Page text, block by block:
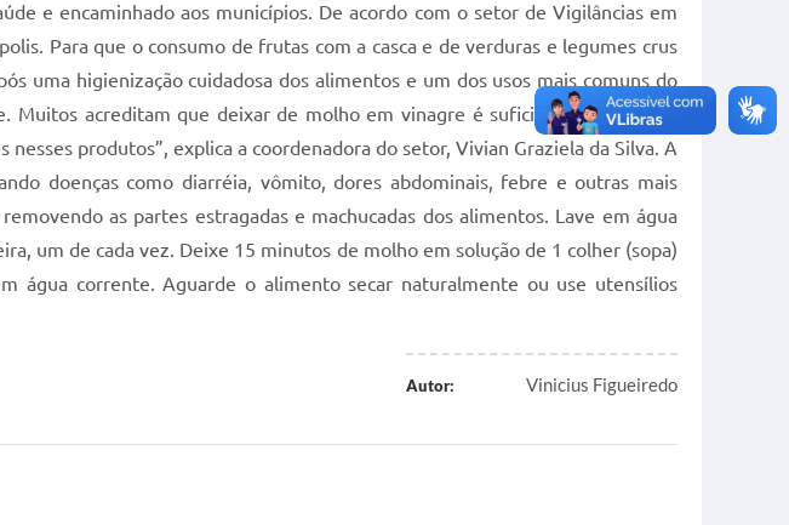
e encaminhado aos municípios. De acordo com o setor de Vigilâncias em
Para que o consumo de frutas com a casca e de verduras e legumes crus
uma higienização cuidadosa dos alimentos e um dos usos mais comuns do
Muitos acreditam que deixar de molho em vinagre é suficiente, mas não é
produtos”, explica a coordenadora do setor, Vivian Graziela da Silva. A
doenças como diarréia, vômito, dores abdominais, febre e outras mais
as partes estragadas e machucadas dos alimentos. Lave em água
um de cada vez. Deixe 15 minutos de molho em solução de 1 colher (sopa)
água corrente. Aguarde o alimento secar naturalmente ou use utensílios
Autor: Vinicius Figueiredo